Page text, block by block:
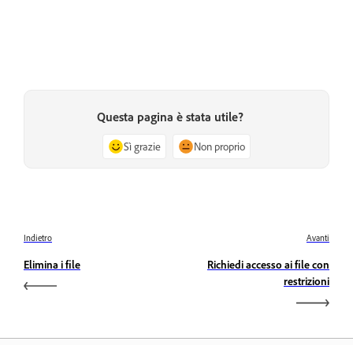
Questa pagina è stata utile?
Sì grazie Non proprio
Indietro
Elimina i file
Avanti
Richiedi accesso ai file con
restrizioni